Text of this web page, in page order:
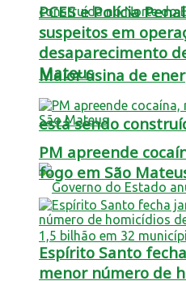
Maior usina de
está sendo
PCES e Polícia
suspeitos em
desaparecimento
Mateus
PM apreende
fogo em São
Espírito Santo
menor número de